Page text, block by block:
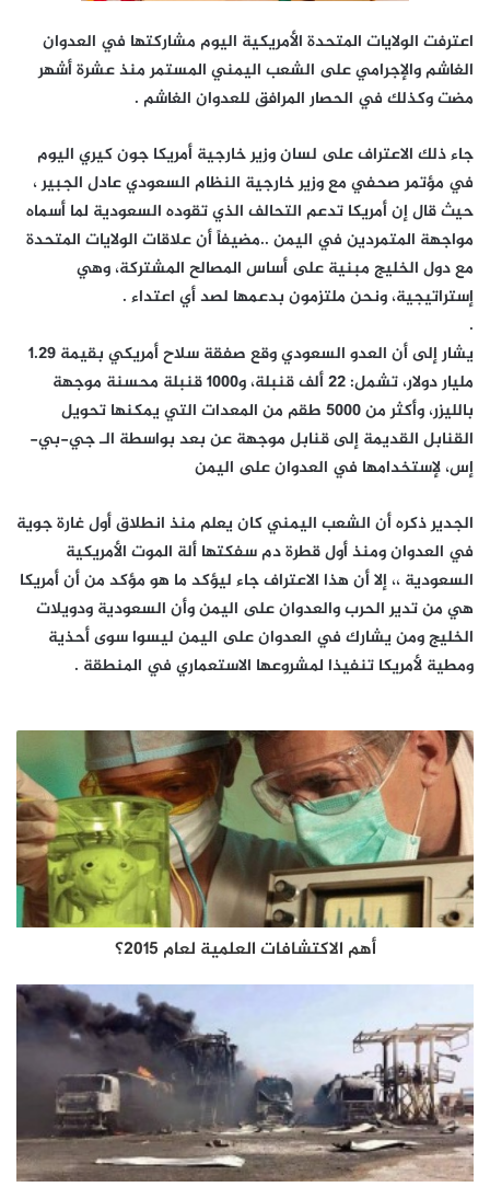
اعترفت الولايات المتحدة الأمريكية اليوم مشاركتها في العدوان
الغاشم والإجرامي على الشعب اليمني المستمر منذ عشرة أشهر
مضت وكذلك في الحصار المرافق للعدوان الغاشم .
جاء ذلك الاعتراف على لسان وزير خارجية أمريكا جون كيري اليوم
في مؤتمر صحفي مع وزير خارجية النظام السعودي عادل الجبير ،
حيث قال إن أمريكا تدعم التحالف الذي تقوده السعودية لما أسماه
مواجهة المتمردين في اليمن ..مضيفاً أن علاقات الولايات المتحدة
مع دول الخليج مبنية على أساس المصالح المشتركة، وهي
إستراتيجية، ونحن ملتزمون بدعمها لصد أي اعتداء .
.
يشار إلى أن العدو السعودي وقع صفقة سلاح أمريكي بقيمة 1.29
مليار دولار، تشمل: 22 ألف قنبلة، و1000 قنبلة محسنة موجهة
بالليزر، وأكثر من 5000 طقم من المعدات التي يمكنها تحويل
القنابل القديمة إلى قنابل موجهة عن بعد بواسطة الـ جي-بي-
إس، لإستخدامها في العدوان على اليمن
الجدير ذكره أن الشعب اليمني كان يعلم منذ انطلاق أول غارة جوية
في العدوان ومنذ أول قطرة دم سفكتها ألة الموت الأمريكية
السعودية ،، إلا أن هذا الاعتراف جاء ليؤكد ما هو مؤكد من أن أمريكا
هي من تدير الحرب والعدوان على اليمن وأن السعودية ودويلات
الخليج ومن يشارك في العدوان على اليمن ليسوا سوى أحذية
ومطية لأمريكا تنفيذا لمشروعها الاستعماري في المنطقة .
أهم الاكتشافات العلمية لعام 2015؟